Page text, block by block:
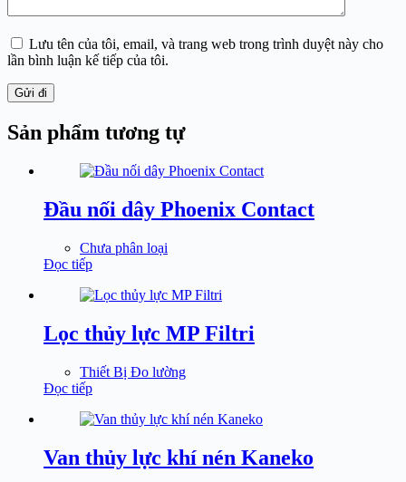
Lưu tên của tôi, email, và trang web trong trình duyệt này cho
lần bình luận kế tiếp của tôi.
Gửi đi
Sản phẩm tương tự
Đầu nối dây Phoenix Contact
Chưa phân loại
Đọc tiếp
Lọc thủy lực MP Filtri
Thiết Bị Đo lường
Đọc tiếp
Van thủy lực khí nén Kaneko